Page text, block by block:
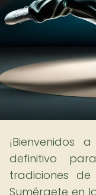
¡Bienvenidos a
definitivo
tradiciones
Sumérgete en